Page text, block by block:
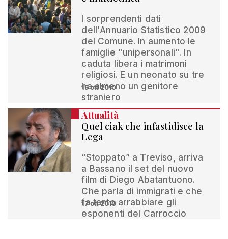
I sorprendenti dati
dell'Annuario Statistico 2009
del Comune. In aumento le
famiglie "unipersonali". In
caduta libera i matrimoni
religiosi. E un neonato su tre
ha almeno un genitore
straniero
19 ott 2010
Attualità
Quel ciak che infastidisce la
Lega
“Stoppato” a Treviso, arriva
a Bassano il set del nuovo
film di Diego Abatantuono.
Che parla di immigrati e che
fa tanto arrabbiare gli
esponenti del Carroccio
17 ott 2010